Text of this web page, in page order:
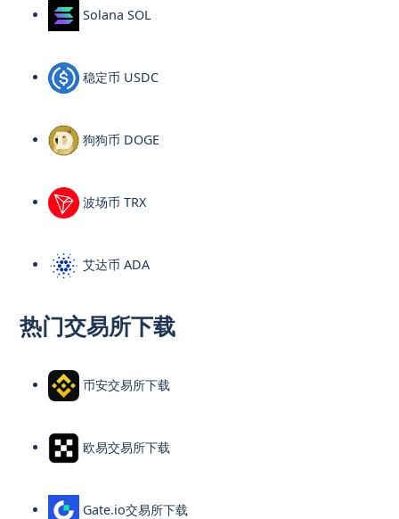
Solana SOL
稳定币 USDC
狗狗币 DOGE
波场币 TRX
艾达币 ADA
热门交易所下载
币安交易所下载
欧易交易所下载
Gate.io交易所下载